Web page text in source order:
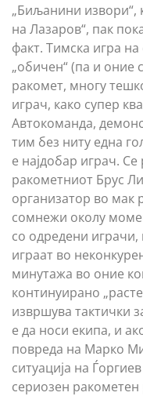
„Биљанини извори“,
на Лазаров“, пак
факт. Тимска игра
„обичен“ (па и оние
ракомет, многу
играч, како супер
Автокоманда,
тим без ниту една
е најдобар играч.
ракометниот Брус
организатор во мак
сомнежи околу
со одредени играчи,
играат во
минутажа во оние
континуирано
извршува тактички
е да носи екипа, и
повреда на Марко
ситуација на
сериозен